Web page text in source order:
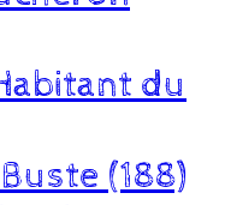
du
(188)